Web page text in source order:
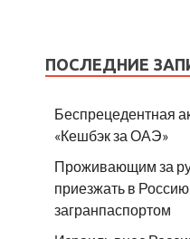
ПОСЛЕДНИЕ
Беспрецедентная
«Кешбэк за ОАЭ»
Проживающим за
приезжать в
загранпаспортом